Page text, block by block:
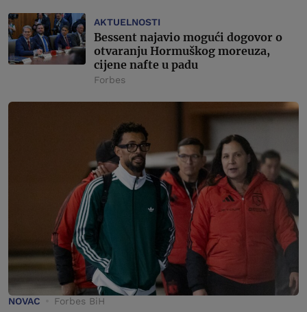
AKTUELNOSTI
Bessent najavio mogući dogovor o
otvaranju Hormuškog moreuza,
cijene nafte u padu
Forbes
NOVAC Forbes BiH